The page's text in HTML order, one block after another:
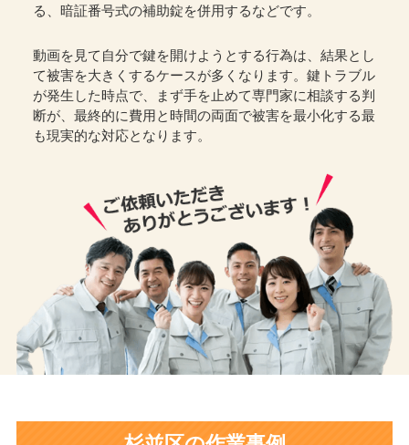
る、暗証番号式の補助錠を併用するなどです。
動画を見て自分で鍵を開けようとする行為は、結果とし
て被害を大きくするケースが多くなります。鍵トラブル
が発生した時点で、まず手を止めて専門家に相談する判
断が、最終的に費用と時間の両面で被害を最小化する最
も現実的な対応となります。